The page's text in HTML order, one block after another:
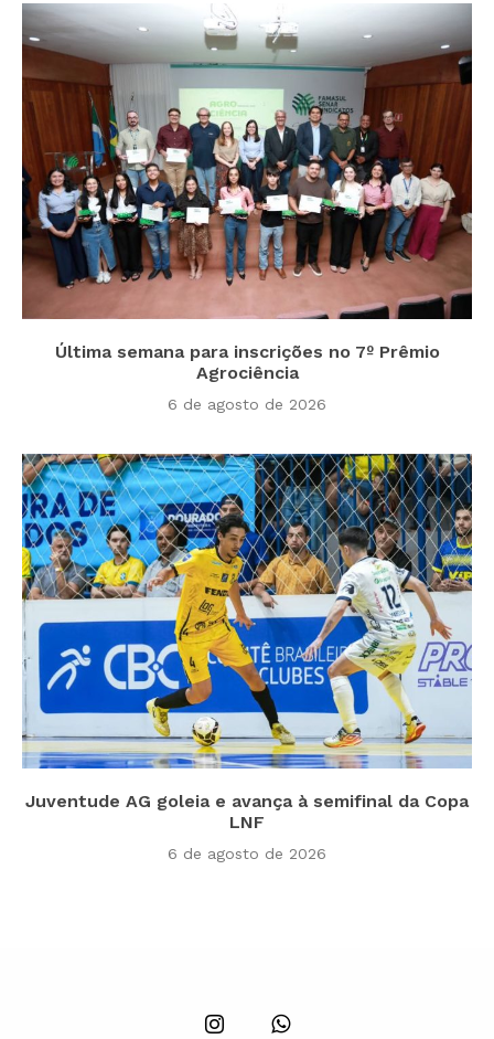
Última semana para inscrições no 7º Prêmio
Agrociência
6 de agosto de 2026
Juventude AG goleia e avança à semifinal da Copa
LNF
6 de agosto de 2026